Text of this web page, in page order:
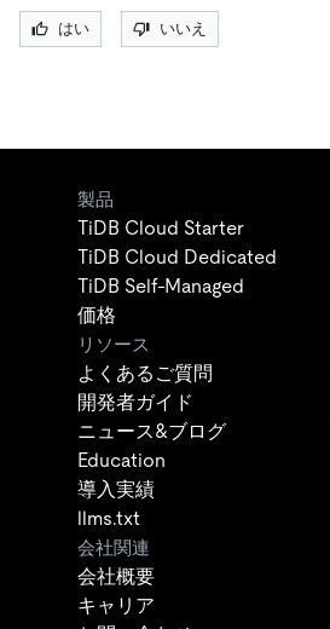
はい いいえ
製品
TiDB Cloud Starter
TiDB Cloud Dedicated
TiDB Self-Managed
価格
リソース
よくあるご質問
開発者ガイド
ニュース&ブログ
Education
導入実績
llms.txt
会社関連
会社概要
キャリア